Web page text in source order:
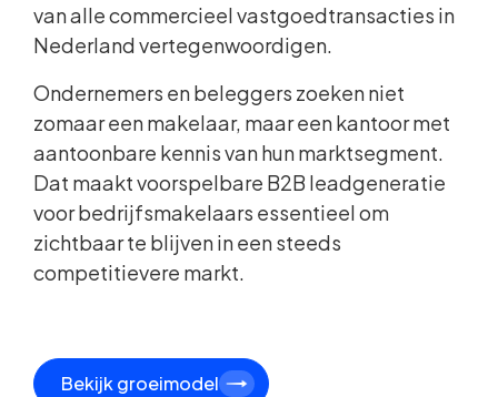
van alle commercieel vastgoedtransacties in
Nederland vertegenwoordigen.
Ondernemers en beleggers zoeken niet
zomaar een makelaar, maar een kantoor met
aantoonbare kennis van hun marktsegment.
Dat maakt voorspelbare B2B leadgeneratie
voor bedrijfsmakelaars essentieel om
zichtbaar te blijven in een steeds
competitievere markt.
Bekijk groeimodel